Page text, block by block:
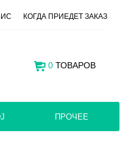
КОГДА ПРИЕДЕТ ЗАКАЗ
0 ТОВАРОВ
ПРОЧЕЕ